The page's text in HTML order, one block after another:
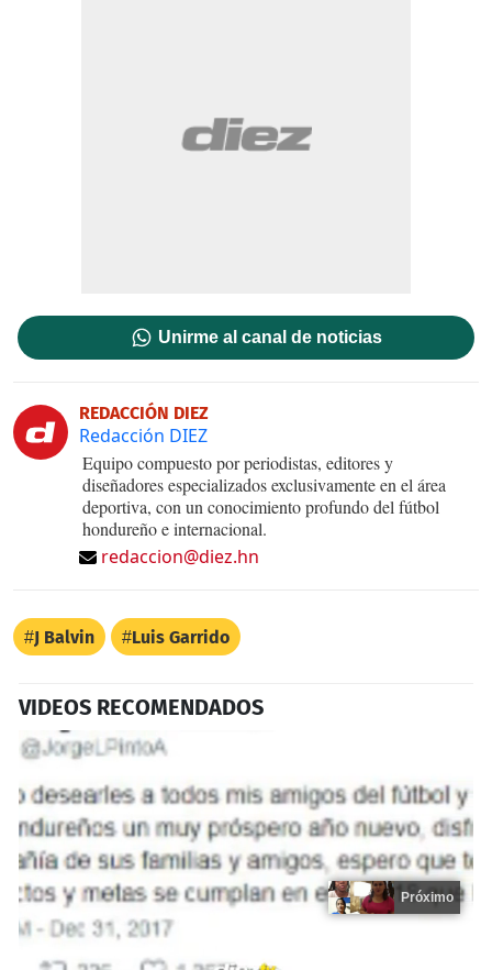
Unirme al canal de noticias
REDACCIÓN DIEZ
Redacción DIEZ
Equipo compuesto por periodistas, editores y
diseñadores especializados exclusivamente en el área
deportiva, con un conocimiento profundo del fútbol
hondureño e internacional.
redaccion@diez.hn
J Balvin Luis Garrido
VIDEOS RECOMENDADOS
Próximo